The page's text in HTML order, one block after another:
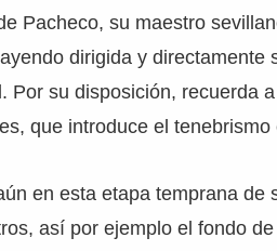
Pacheco, su maestro
dirigida y directamente
Por su disposición, recuerda
que introduce el
en esta etapa temprana de
así por ejemplo el fondo